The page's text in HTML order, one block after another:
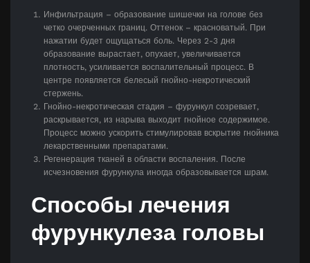
Инфильтрация – образование шишечки на голове без
четко очерченных границ. Оттенок – красноватый. При
нажатии будет ощущаться боль. Через 2-3 дня
образование вырастает, опухает, увеличивается
плотность, усиливается воспалительный процесс. В
центре появляется белесый гнойно-некротический
стержень.
Гнойно-некротическая стадия – фурункул созревает,
раскрывается, из нарыва выходит гнойное содержимое.
Процесс можно ускорить стимулировав вскрытие гнойника
лекарственными препаратами.
Регенерация тканей в области воспаления. После
исчезновения фурункула иногда образовывается шрам.
Способы лечения
фурункулеза головы